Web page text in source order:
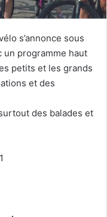
s’annonce sous
un programme haut
petits et les grands
et des
des balades et